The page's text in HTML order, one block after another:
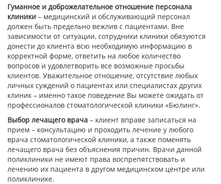
Гуманное и доброжелательное отношение персонала
клиники – медицинский и обслуживающий персонал
должен быть предельно вежлив с пациентами. Вне
зависимости от ситуации, сотрудники клиники обязуются
донести до клиента всю необходимую информацию в
корректной форме, ответить на любое количество
вопросов и удовлетворить все возможные просьбы
клиентов. Уважительное отношение, отсутствие любых
личных суждений о пациентах или специалистах других
клиник – именно такое поведение Вы можете ожидать от
профессионалов стоматологической клиники «Бюлинг».
Выбор лечащего врача – клиент вправе записаться на
прием – консультацию и проходить лечение у любого
врача стоматологической клиники, а также поменять
лечащего врача без объяснения причин. Врачи данной
поликлиники не имеют права воспрепятствовать и
лечению их пациента в другом медицинском центре или
поликлинике.